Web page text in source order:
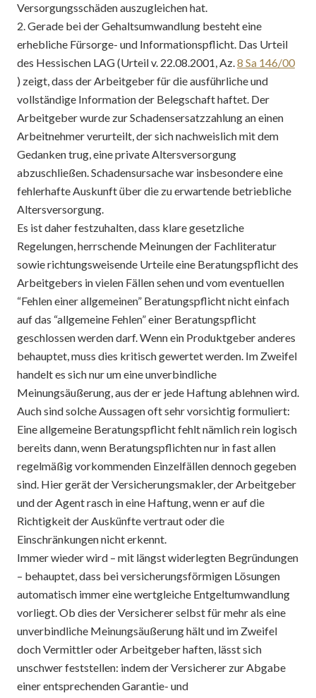
Versorgungsschäden auszugleichen hat.
2. Gerade bei der Gehaltsumwandlung besteht eine
erhebliche Fürsorge- und Informationspflicht. Das Urteil
des Hessischen LAG (Urteil v. 22.08.2001, Az.8 Sa 146/00
) zeigt, dass der Arbeitgeber für die ausführliche und
vollständige Information der Belegschaft haftet. Der
Arbeitgeber wurde zur Schadensersatzzahlung an einen
Arbeitnehmer verurteilt, der sich nachweislich mit dem
Gedanken trug, eine private Altersversorgung
abzuschließen. Schadensursache war insbesondere eine
fehlerhafte Auskunft über die zu erwartende betriebliche
Altersversorgung.
Es ist daher festzuhalten, dass klare gesetzliche
Regelungen, herrschende Meinungen der Fachliteratur
sowie richtungsweisende Urteile eine Beratungspflicht des
Arbeitgebers in vielen Fällen sehen und vom eventuellen
“Fehlen einer allgemeinen” Beratungspflicht nicht einfach
auf das “allgemeine Fehlen” einer Beratungspflicht
geschlossen werden darf. Wenn ein Produktgeber anderes
behauptet, muss dies kritisch gewertet werden. Im Zweifel
handelt es sich nur um eine unverbindliche
Meinungsäußerung, aus der er jede Haftung ablehnen wird.
Auch sind solche Aussagen oft sehr vorsichtig formuliert:
Eine allgemeine Beratungspflicht fehlt nämlich rein logisch
bereits dann, wenn Beratungspflichten nur in fast allen
regelmäßig vorkommenden Einzelfällen dennoch gegeben
sind. Hier gerät der Versicherungsmakler, der Arbeitgeber
und der Agent rasch in eine Haftung, wenn er auf die
Richtigkeit der Auskünfte vertraut oder die
Einschränkungen nicht erkennt.
Immer wieder wird – mit längst widerlegten Begründungen
– behauptet, dass bei versicherungsförmigen Lösungen
automatisch immer eine wertgleiche Entgeltumwandlung
vorliegt. Ob dies der Versicherer selbst für mehr als eine
unverbindliche Meinungsäußerung hält und im Zweifel
doch Vermittler oder Arbeitgeber haften, lässt sich
unschwer feststellen: indem der Versicherer zur Abgabe
einer entsprechenden Garantie- und